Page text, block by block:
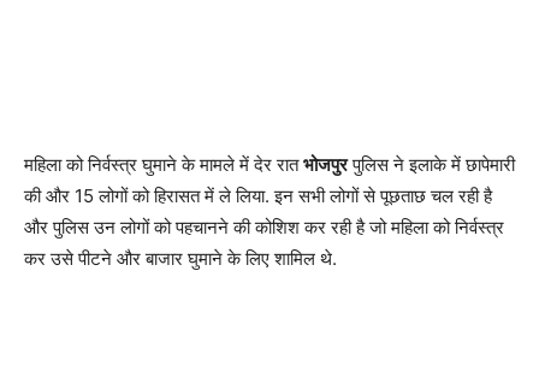
महिला को निर्वस्त्र घुमाने के मामले में देर रातभोजपुरपुलिस ने इलाके में छापेमारी
की और 15 लोगों को हिरासत में ले लिया. इन सभी लोगों से पूछताछ चल रही है
और पुलिस उन लोगों को पहचानने की कोशिश कर रही है जो महिला को निर्वस्त्र
कर उसे पीटने और बाजार घुमाने के लिए शामिल थे.